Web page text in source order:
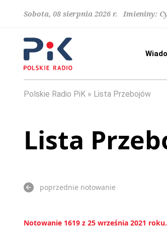
Sobota, 08 sierpnia 2026 r. Imieniny:
Polskie Radio PiK Lista Przebojów
Lista
poprzednie notowanie
Notowanie 1619 z 25 września 2021 roku.